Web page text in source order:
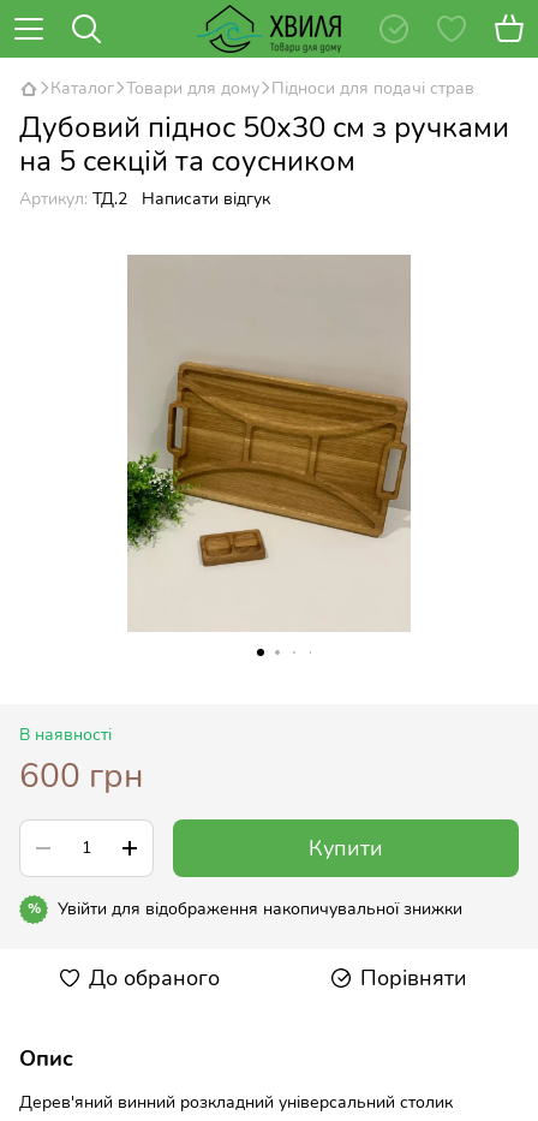
Каталог Товари для дому Підноси для подачі страв
Дубовий піднос 50х30 см з ручками
на 5 секцій та соусником
Артикул: ТД.2 Написати відгук
В наявності
600 грн
Купити
% Увійти для відображення накопичувальної знижки
До обраного Порівняти
Опис
Дерев'яний винний розкладний універсальний столик